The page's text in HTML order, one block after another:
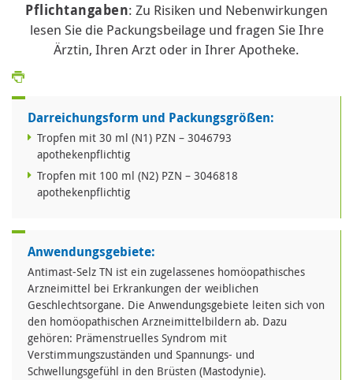
Pflichtangaben: Zu Risiken und Nebenwirkungen
lesen Sie die Packungsbeilage und fragen Sie Ihre
Ärztin, Ihren Arzt oder in Ihrer Apotheke.
Darreichungsform und Packungsgrößen:
Tropfen mit 30 ml (N1) PZN – 3046793
apothekenpflichtig
Tropfen mit 100 ml (N2) PZN – 3046818
apothekenpflichtig
Anwendungsgebiete:
Antimast-Selz TN ist ein zugelassenes homöopathisches
Arzneimittel bei Erkrankungen der weiblichen
Geschlechtsorgane. Die Anwendungsgebiete leiten sich von
den homöopathischen Arzneimittelbildern ab. Dazu
gehören: Prämenstruelles Syndrom mit
Verstimmungszuständen und Spannungs- und
Schwellungsgefühl in den Brüsten (Mastodynie).